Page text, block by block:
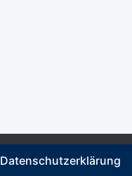
Datenschutzerklärung